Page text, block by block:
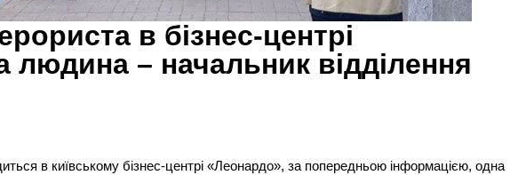
в бізнес-центрі
людина – начальник відділення
в київському бізнес-центрі «Леонардо», за попередньою інформацією, одна